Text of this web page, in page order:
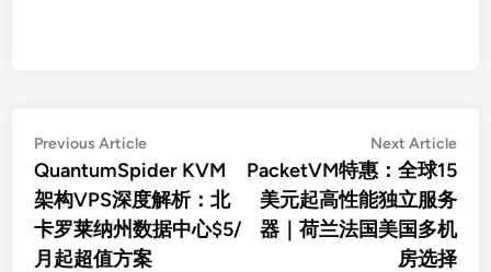
文
章
导
航
Previous ArticlePrevious
article:
QuantumSpider KVM
架构VPS深度解析：北
卡罗莱纳州数据中心$5/
月起超值方案
Next Article
PacketVM特惠：全球15
美元起高性能独立服务
器｜荷兰法国美国多机
房选择